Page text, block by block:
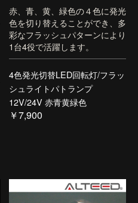
赤、青、黄、緑色の４色に発光
色を切り替えることができ、多
彩なフラッシュパターンにより
1台4役で活躍します。
4色発光切替LED回転灯/フラッ
シュライトパトランプ
12V/24V 赤青黄緑色
￥7,900